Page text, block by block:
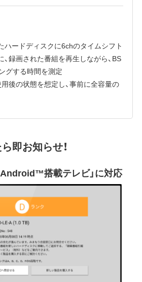
ハードディスクに6chのタイムシフト
録画された番組を再生しながら、BS
グする時間を測定
後の状態を想定し、事前に全容量の
即お知らせ！
Android™搭載テレビ」に対応